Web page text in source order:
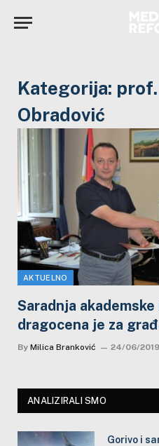
Kategorija:
Obradović
AKTUELNO
Saradnja
dragocena je za
By Milica Branković 24/06/2019
ANALIZIRALI SMO
Gorivo i